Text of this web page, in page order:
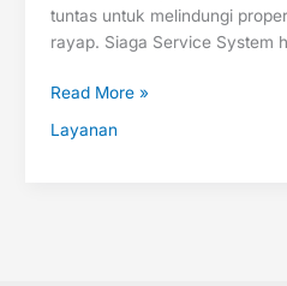
tuntas untuk melindungi
rayap. Siaga Service System
Read More »
Layanan